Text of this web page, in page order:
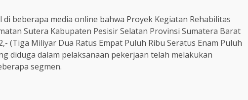
di beberapa media online bahwa Proyek Kegiatan Rehabilitas
Sutera Kabupaten Pesisir Selatan Provinsi Sumatera Barat
(Tiga Miliyar Dua Ratus Empat Puluh Ribu Seratus Enam Puluh
diduga dalam pelaksanaan pekerjaan telah melakukan
segmen.